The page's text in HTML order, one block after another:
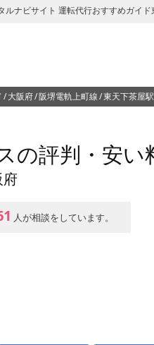
ルナビサイト 運転代行おすすめガイ
大阪府 阪堺電軌上町線 東天下茶屋
の評判・安
府
人が相談をしています。